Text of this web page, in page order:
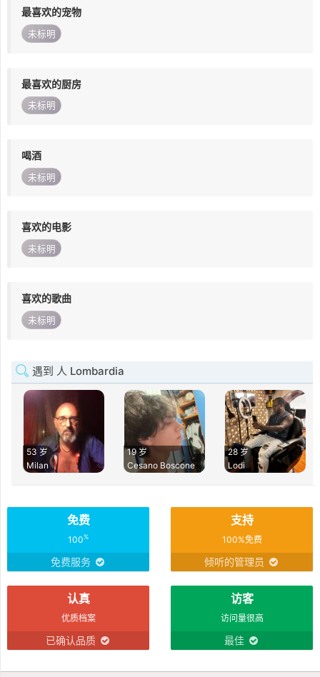
最喜欢的宠物
未标明
最喜欢的厨房
未标明
喝酒
未标明
喜欢的电影
未标明
喜欢的歌曲
未标明
遇到 人 Lombardia
53 岁
Milan
19 岁
Cesano Boscone
28 岁
Lodi
免费
100%
免费服务
支持
100%免费
倾听的管理员
认真
优质档案
已确认品质
访客
访问量很高
最佳